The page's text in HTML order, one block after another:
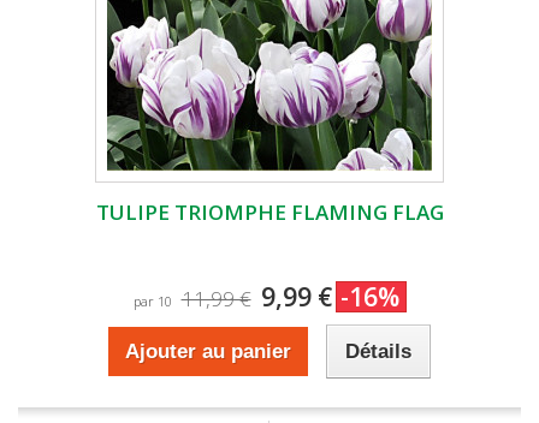
TULIPE TRIOMPHE FLAMING FLAG
par 10 11,99 € 9,99 € -16%
Ajouter au panier Détails